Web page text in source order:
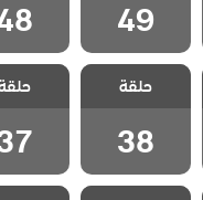
49
مسلسل لا تترك
يدي مدبلج
الحلقة 38
حلقة
38
مسلسل
يدي
الحلقة 37
مسلسل لا تترك مسلسل